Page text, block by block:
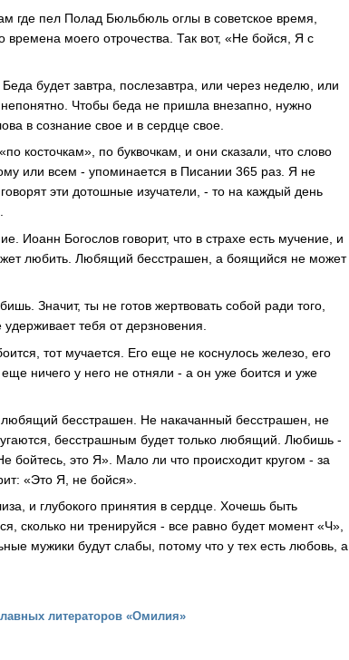
где пел Полад Бюльбюль оглы в советское время,
времена моего отрочества. Так вот, «Не бойся, Я с
будет завтра, послезавтра, или через неделю, или
непонятно. Чтобы беда не пришла внезапно, нужно
в сознание свое и в сердце свое.
косточкам», по буквочкам, и они сказали, что слово
или всем - упоминается в Писании 365 раз. Я не
эти дотошные изучатели, - то на каждый день
Иоанн Богослов говорит, что в страхе есть мучение, и
любить. Любящий бесстрашен, а боящийся не может
Значит, ты не готов жертвовать собой ради того,
тебя от дерзновения.
тот мучается. Его еще не коснулось железо, его
ничего у него не отняли - а он уже боится и уже
бесстрашен. Не накачанный бесстрашен, не
бесстрашным будет только любящий. Любишь -
бойтесь, это Я». Мало ли что происходит кругом - за
«Это Я, не бойся».
и глубокого принятия в сердце. Хочешь быть
сколько ни тренируйся - все равно будет момент «Ч»,
мужики будут слабы, потому что у тех есть любовь, а
литераторов «Омилия»